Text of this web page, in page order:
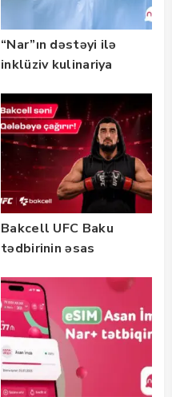
“Nar”ın dəstəyi ilə
inklüziv kulinariya
keçirilib — Fotolar
Bakcell UFC Baku
tədbirinin əsas